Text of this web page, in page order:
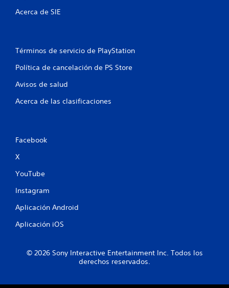
Acerca de SIE
Términos de servicio de PlayStation
Política de cancelación de PS Store
Avisos de salud
Acerca de las clasificaciones
Facebook
X
YouTube
Instagram
Aplicación Android
Aplicación iOS
© 2026 Sony Interactive Entertainment Inc. Todos los
derechos reservados.